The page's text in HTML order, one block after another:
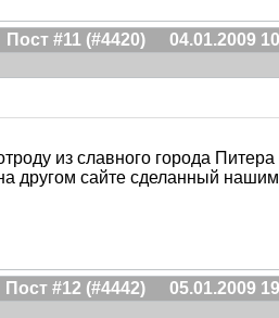
Пост #11 (#4420)
04.01.2009
из славного города
другом сайте сделанный
Пост #12 (#4442)
05.01.2009